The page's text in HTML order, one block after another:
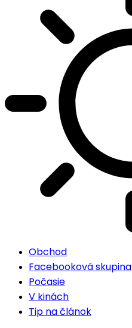
Obchod
Facebooková skupina
Počasie
V kinách
Tip na článok